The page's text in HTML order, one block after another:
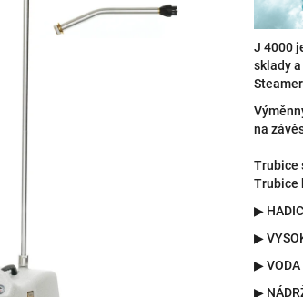
J 4000
sklady
na
Trubice
Trubice
▶
▶
▶
▶